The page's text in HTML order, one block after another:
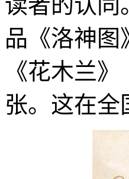
品《洛神图
《花木兰
张。这在全